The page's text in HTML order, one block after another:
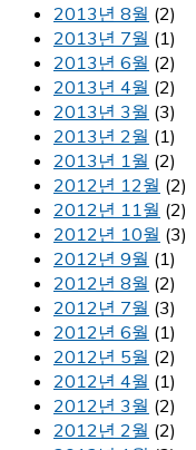
2013년 8월 (2)
2013년 7월 (1)
2013년 6월 (2)
2013년 4월 (2)
2013년 3월 (3)
2013년 2월 (1)
2013년 1월 (2)
2012년 12월 (2)
2012년 11월 (2)
2012년 10월 (3)
2012년 9월 (1)
2012년 8월 (2)
2012년 7월 (3)
2012년 6월 (1)
2012년 5월 (2)
2012년 4월 (1)
2012년 3월 (2)
2012년 2월 (2)